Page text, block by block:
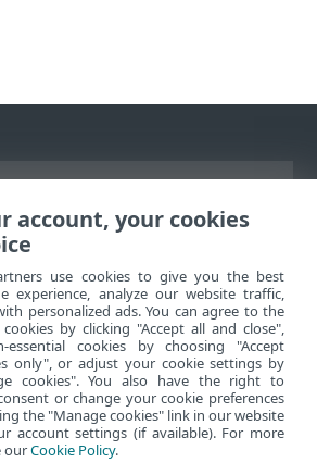
ova baza znanja
ESET-ov forum
podrška
account, your cookies
use cookies to give you the best
experience, analyze our website traffic,
personalized ads. You can agree to the
by clicking "Accept all and close",
essential cookies by choosing "Accept
only", or adjust your cookie settings by
cookies". You also have the right to
or change your cookie preferences
the "Manage cookies" link in our website
account settings (if available). For more
ourCookie Policy.